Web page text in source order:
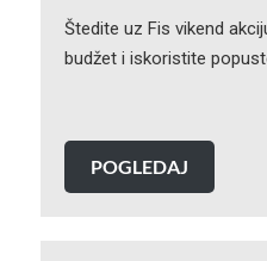
Štedite uz Fis vikend
budžet i iskoristite
POGLEDAJ